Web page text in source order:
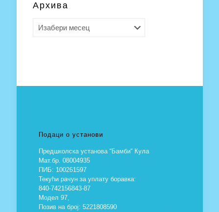
Архива
Подаци о установи
Предшколска установа “Бамби“ Кула
Мат.бр. 08004935
ПИБ: 100261597
Текући рачун за уплату боравка:
840-742156843-87
Модел 97,
Позив на број: 5221808590